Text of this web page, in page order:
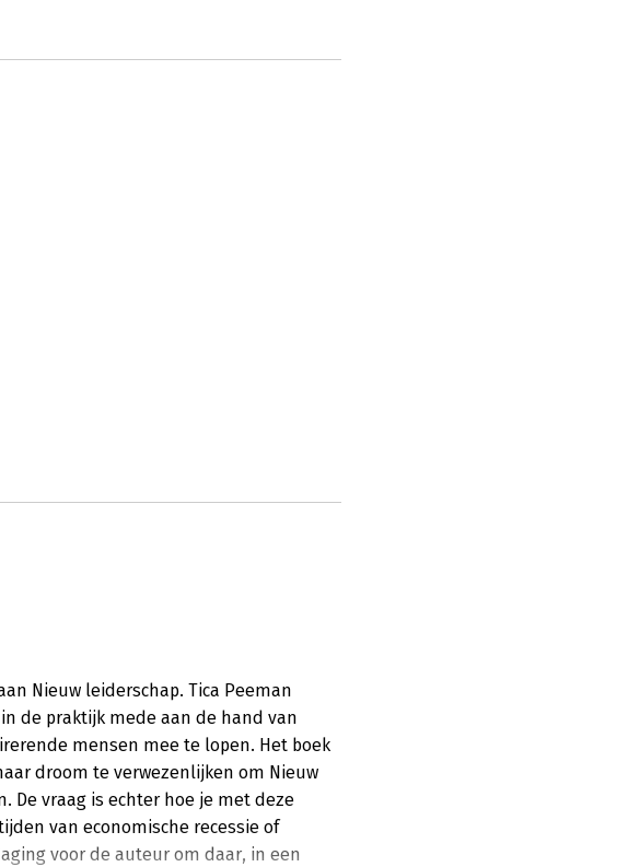
Nieuw leiderschap. Tica Peeman
de praktijk mede aan de hand van
mensen mee te lopen. Het boek
droom te verwezenlijken om Nieuw
De vraag is echter hoe je met deze
van economische recessie of
voor de auteur om daar, in een